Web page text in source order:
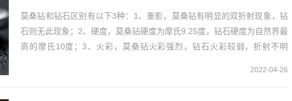
莫桑钻和钻石区别有以下3种：1、重影，莫桑钻有明显的双折射现象，钻
石则无此现象；2、硬度，莫桑钻硬度为摩氏9.25度，钻石硬度为自然界最
高的摩氏10度；3、火彩，莫桑钻火彩强烈，钻石火彩较弱，折射不明
2022-04-26